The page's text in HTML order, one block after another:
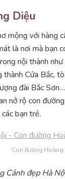
Diệu
mộng với hàng
là nơi mà bạn
nội thành
thành Cửa Bắc,
đài Bắc
nở rộ con
bạn trẻ.
Con đường Hoàng
Cảnh đẹp Hà